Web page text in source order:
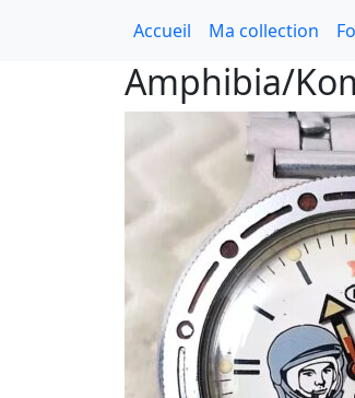
Accueil Ma collection
Amphibia/